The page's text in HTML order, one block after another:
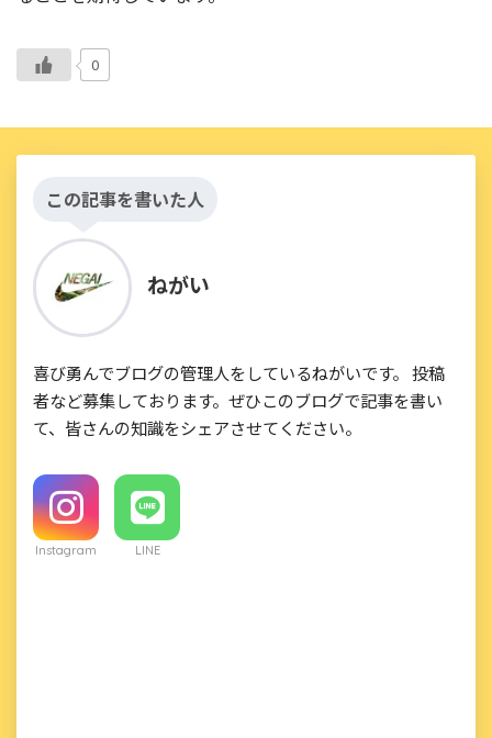
0
この記事を書いた人
ねがい
喜び勇んでブログの管理人をしているねがいです。 投稿
者など募集しております。ぜひこのブログで記事を書い
て、皆さんの知識をシェアさせてください。
Instagram LINE